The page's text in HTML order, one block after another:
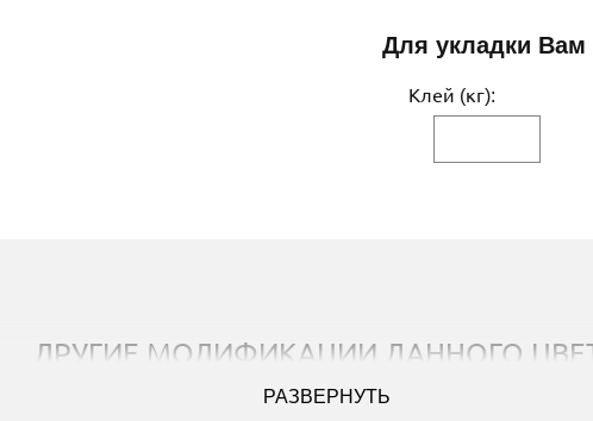
Для укладки Вам
Клей (кг):
ДРУГИЕ МОДИФИКАЦИИ ДАННОГО
РАЗВЕРНУТЬ